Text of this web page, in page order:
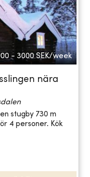
- 3000 SEK/week
nära
stugby 730 m
4 personer. Kök